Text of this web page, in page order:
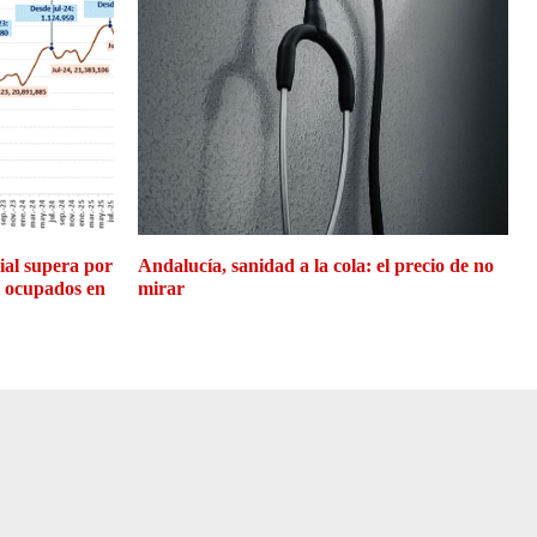
supera por
en
Andalucía, sanidad a la cola: el precio de no
mirar